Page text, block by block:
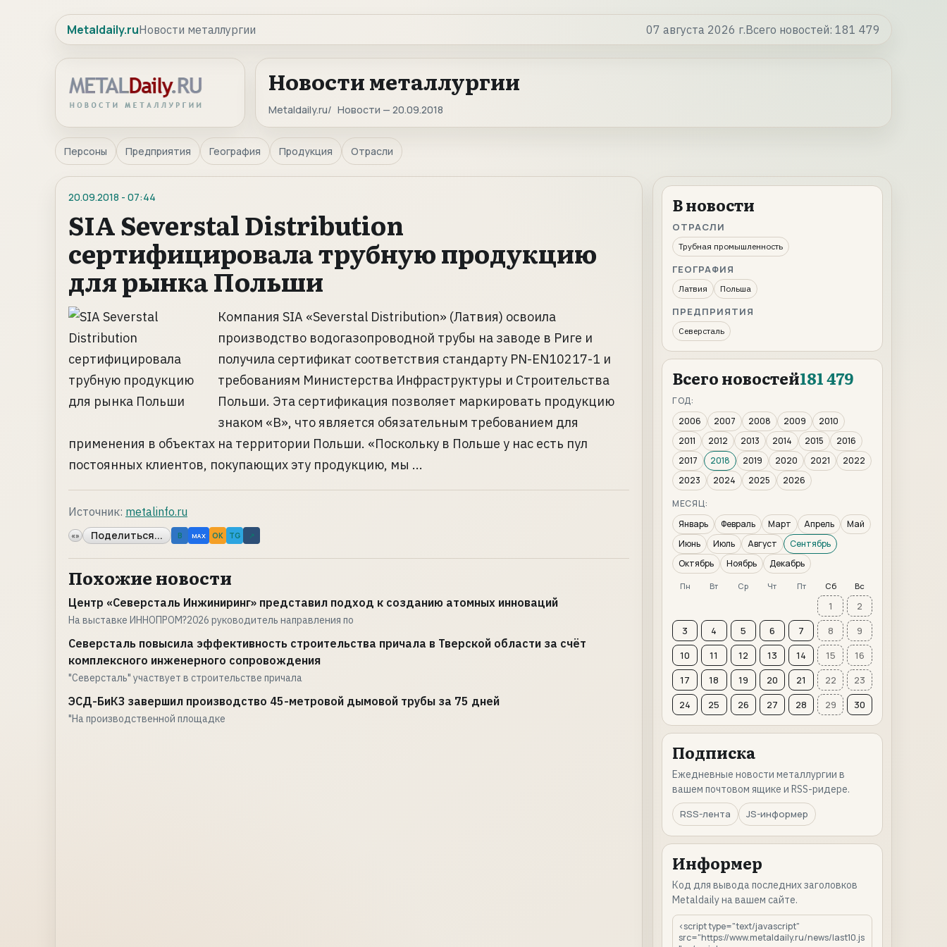
Metaldaily.ruНовости металлургии 07 августа 2026 г.Всего новостей: 181 479
Новости металлургии
Metaldaily.ru Новости — 20.09.2018
Персоны Предприятия География Продукция Отрасли
20.09.2018 - 07:44
SIA Severstal Distribution
сертифицировала трубную продукцию
для рынка Польши
Компания SIA «Severstal Distribution» (Латвия) освоила
производство водогазопроводной трубы на заводе в Риге и
получила сертификат соответствия стандарту PN-EN10217-1 и
требованиям Министерства Инфраструктуры и Строительства
Польши. Эта сертификация позволяет маркировать продукцию
знаком «В», что является обязательным требованием для
применения в объектах на территории Польши. «Поскольку в Польше у нас есть пул
постоянных клиентов, покупающих эту продукцию, мы ...
Источник: metalinfo.ru
«» Поделиться... B MAX OK TG ↗
Похожие новости
Центр «Северсталь Инжиниринг» представил подход к созданию атомных инноваций
На выставке ИННОПРОМ?2026 руководитель направления по
Северсталь повысила эффективность строительства причала в Тверской области за счёт
комплексного инженерного сопровождения
"Северсталь" участвует в строительстве причала
ЭСД-БиКЗ завершил производство 45-метровой дымовой трубы за 75 дней
"На производственной площадке
В новости
ОТРАСЛИ
Трубная промышленность
ГЕОГРАФИЯ
Латвия Польша
ПРЕДПРИЯТИЯ
Северсталь
Всего новостей181 479
ГОД:
2006
2007 2008 2009
2010
2011
2012 2013 2014 2015
2016
2017
2018 2019 2020 2021
2022
2023
2024 2025
2026
МЕСЯЦ:
Январь
Февраль Март Апрель
Май
Июнь
Июль Август
Сентябрь
Октябрь
Ноябрь Декабрь
Пн Вт Ср Чт Пт Сб Вс
1
2
3
4 5 6 7 8
9
10
11 12 13 14 15
16
17
18 19 20 21 22
23
24
25 26 27 28 29 30
Подписка
Ежедневные новости металлургии в
вашем почтовом ящике и RSS-ридере.
RSS-лента
JS-информер
Информер
Код для вывода последних заголовков
Metaldaily на вашем сайте.